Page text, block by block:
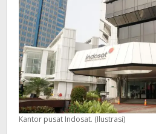
BTS
untuk
Nataru
2025/2026
Kantor pusat Indosat. (Ilustrasi)